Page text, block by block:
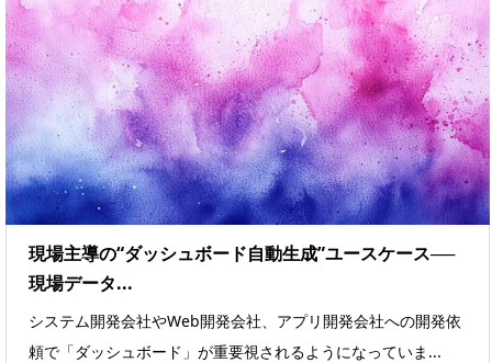
現場主導の“ダッシュボード自動生成”ユースケース──
現場データ...
システム開発会社やWeb開発会社、アプリ開発会社への開発依
頼で「ダッシュボード」が重要視されるようになっていま...